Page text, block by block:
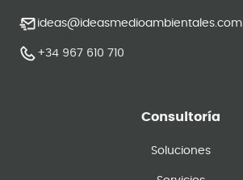
ideas@ideasmedioambientales.com
+34 967 610 710
Consultoría
Soluciones